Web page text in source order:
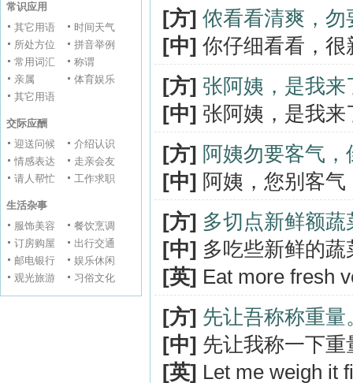
常识应用
其它用语
时间天气
所处方位
拼音举例
常用词汇
称谓
亲属
体育娱乐
其它用语
交际应酬
迎送问候
介绍认识
情感表达
走亲会友
请人帮忙
工作求职
生活杂事
服饰美容
餐饮烹调
订房购屋
出行交通
邮电银行
娱乐休闲
观光旅游
习俗文化
[方] 侬看看清爽，勿
[中] 你仔细看看，很
[方] 张阿姨，是我来
[中] 张阿姨，是我来
[方] 阿姨勿要客气
[中] 阿姨，您别客
[方] 多切点新鲜额蔬
[中] 多吃些新鲜的
[英] Eat more fresh
[方] 先让吾称称重量
[中] 先让我称一下重
[英] Let me weigh it